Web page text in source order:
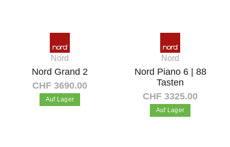
Nord
Nord Grand 2
CHF 3690.00
Auf Lager
Nord
Nord Piano 6 | 88
Tasten
CHF 3325.00
Auf Lager